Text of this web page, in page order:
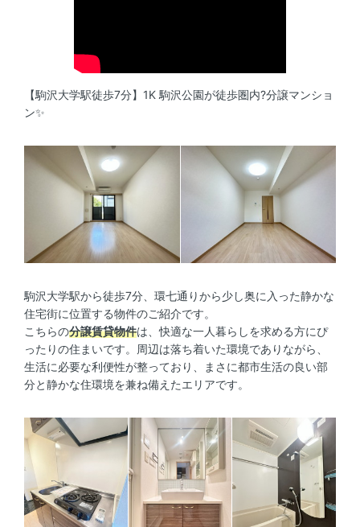
【駒沢大学駅徒歩7分】1K 駒沢公園が徒歩圏内?分譲マンショ
ン✨
駒沢大学駅から徒歩7分、環七通りから少し奥に入った静かな
住宅街に位置する物件のご紹介です。
こちらの分譲賃貸物件は、快適な一人暮らしを求める方にぴ
ったりの住まいです。周辺は落ち着いた環境でありながら、
生活に必要な利便性が整っており、まさに都市生活の良い部
分と静かな住環境を兼ね備えたエリアです。